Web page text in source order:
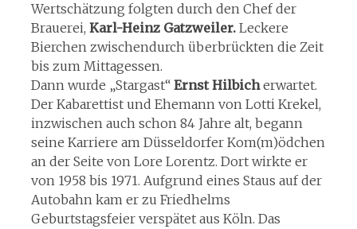
Wertschätzung folgten durch den Chef der
Brauerei, Karl-Heinz Gatzweiler.Leckere
Bierchen zwischendurch überbrückten die Zeit
bis zum Mittagessen.
Dann wurde „Stargast“Ernst Hilbicherwartet.
Der Kabarettist und Ehemann von Lotti Krekel,
inzwischen auch schon 84 Jahre alt, begann
seine Karriere am Düsseldorfer Kom(m)ödchen
an der Seite von Lore Lorentz. Dort wirkte er
von 1958 bis 1971. Aufgrund eines Staus auf der
Autobahn kam er zu Friedhelms
Geburtstagsfeier verspätet aus Köln. Das